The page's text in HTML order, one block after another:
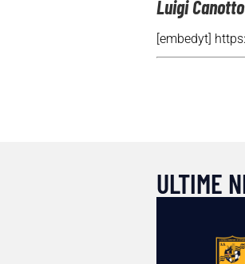
Luigi Canotto
[embedyt]
ULTIME